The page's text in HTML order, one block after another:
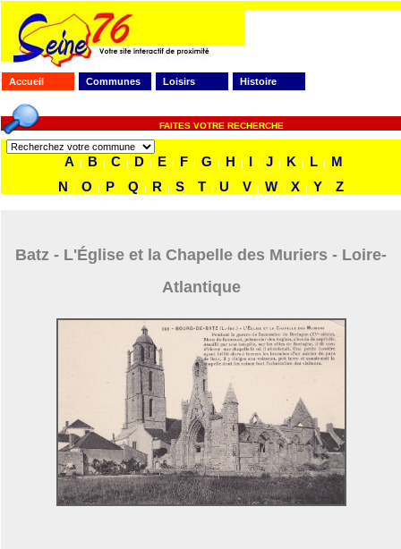
Accueil Communes Loisirs Histoire
FAITES VOTRE RECHERCHE
A | B | C | D | E | F | G | H | I | J | K | L |
M
N
| O | P | Q | R | S | T | U | V | W | X | Y | Z
Batz - L'Église et la Chapelle des Muriers - Loire-
Atlantique